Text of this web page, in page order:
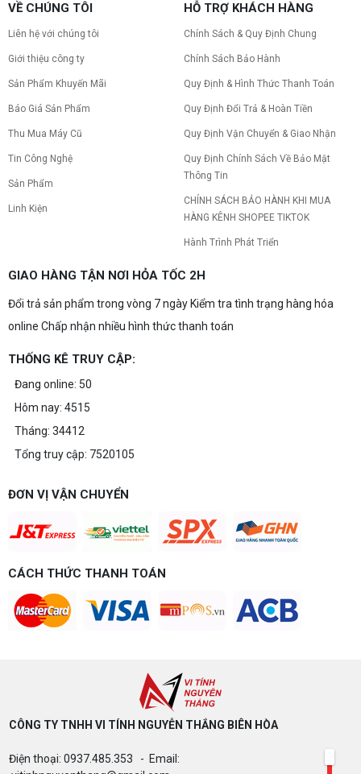
VỀ CHÚNG TÔI
Liên hệ với chúng tôi
Giới thiệu công ty
Sản Phẩm Khuyến Mãi
Báo Giá Sản Phẩm
Thu Mua Máy Cũ
Tin Công Nghệ
Sản Phẩm
Linh Kiện
HỖ TRỢ KHÁCH HÀNG
Chính Sách & Quy Định Chung
Chính Sách Bảo Hành
Quy Định & Hình Thức Thanh Toán
Quy Định Đổi Trả & Hoàn Tiền
Quy Định Vận Chuyển & Giao Nhận
Quy Định Chính Sách Về Bảo Mật
Thông Tin
CHÍNH SÁCH BẢO HÀNH KHI MUA
HÀNG KÊNH SHOPEE TIKTOK
Hành Trình Phát Triển
GIAO HÀNG TẬN NƠI HỎA TỐC 2H
Đổi trả sản phẩm trong vòng 7 ngày Kiểm tra tình trạng hàng hóa
online Chấp nhận nhiều hình thức thanh toán
THỐNG KÊ TRUY CẬP:
Đang online: 50
Hôm nay: 4515
Tháng: 34412
Tổng truy cập: 7520105
ĐƠN VỊ VẬN CHUYỂN
CÁCH THỨC THANH TOÁN
CÔNG TY TNHH VI TÍNH NGUYỄN THẮNG BIÊN HÒA​
Điện thoại: 0937.485.353 - Email: